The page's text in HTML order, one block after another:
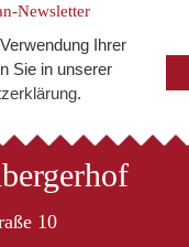
Newsletter
Ihrer
Sie in unserer
.
10